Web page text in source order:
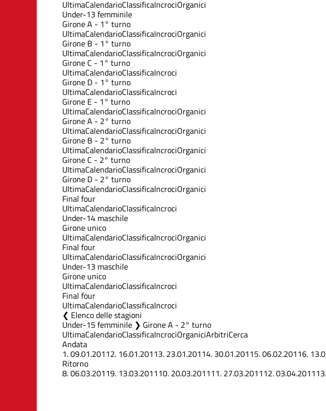
UltimaCalendarioClassificaIncrociOrganici
Under-13 femminile
Girone A - 1° turno
UltimaCalendarioClassificaIncrociOrganici
Girone B - 1° turno
UltimaCalendarioClassificaIncrociOrganici
Girone C - 1° turno
UltimaCalendarioClassificaIncroci
Girone D - 1° turno
UltimaCalendarioClassificaIncroci
Girone E - 1° turno
UltimaCalendarioClassificaIncrociOrganici
Girone A - 2° turno
UltimaCalendarioClassificaIncrociOrganici
Girone B - 2° turno
UltimaCalendarioClassificaIncrociOrganici
Girone C - 2° turno
UltimaCalendarioClassificaIncrociOrganici
Girone D - 2° turno
UltimaCalendarioClassificaIncrociOrganici
Final four
UltimaCalendarioClassificaIncroci
Under-14 maschile
Girone unico
UltimaCalendarioClassificaIncrociOrganici
Final four
UltimaCalendarioClassificaIncrociOrganici
Under-13 maschile
Girone unico
UltimaCalendarioClassificaIncroci
Final four
UltimaCalendarioClassificaIncroci
Elenco delle stagioni
Under-15 femminile ❯ Girone A - 2° turno
UltimaCalendarioClassificaIncrociOrganiciArbitriCerca
Andata
1.09.01.20112. 16.01.20113. 23.01.20114. 30.01.20115.06.02.20116.
Ritorno
8.06.03.20119. 13.03.201110. 20.03.201111. 27.03.201112.03.04.201113.